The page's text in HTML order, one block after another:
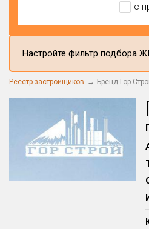
с
Настройте фильтр подбора
Реестр застройщиков Бренд Гор-